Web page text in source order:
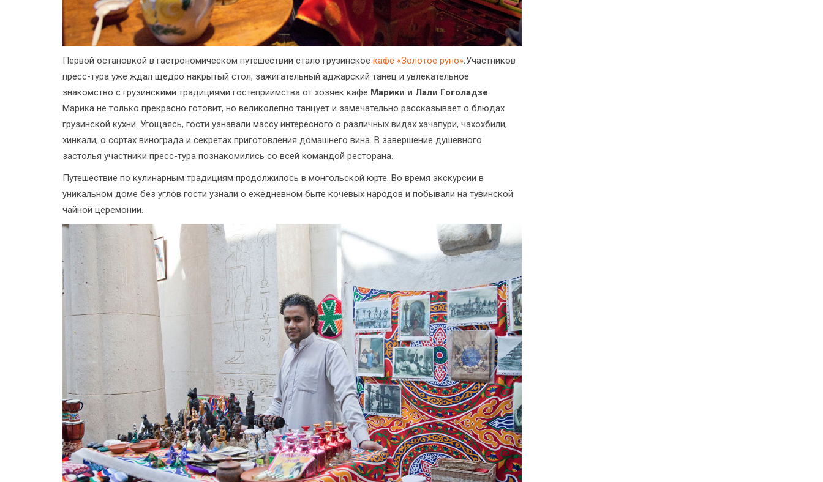
Первой остановкой в гастрономическом путешествии стало грузинское кафе «Золотое руно».Участников
пресс-тура уже ждал щедро накрытый стол, зажигательный аджарский танец и увлекательное
знакомство с грузинскими традициями гостеприимства от хозяек кафе Марики и Лали Гоголадзе.
Марика не только прекрасно готовит, но великолепно танцует и замечательно рассказывает о блюдах
грузинской кухни. Угощаясь, гости узнавали массу интересного о различных видах хачапури, чахохбили,
хинкали, о сортах винограда и секретах приготовления домашнего вина. В завершение душевного
застолья участники пресс-тура познакомились со всей командой ресторана.
Путешествие по кулинарным традициям продолжилось в монгольской юрте. Во время экскурсии в
уникальном доме без углов гости узнали о ежедневном быте кочевых народов и побывали на тувинской
чайной церемонии.